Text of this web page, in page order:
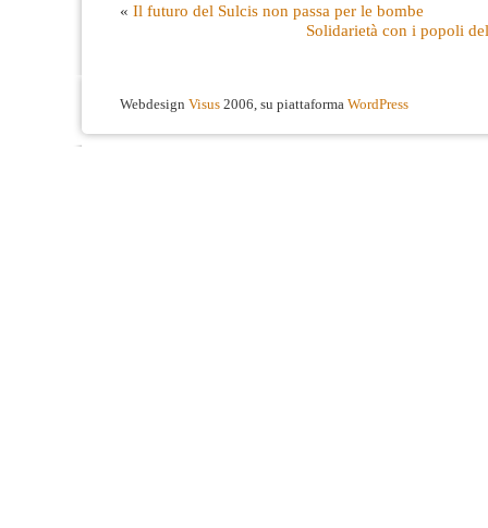
« Il futuro del Sulcis non passa per le bombe
Solidarietà con i popoli
Webdesign Visus 2006, su piattaforma WordPress